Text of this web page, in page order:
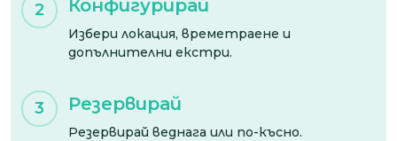
2 Конфигурирай
Избери локация, времетраене и
допълнителни екстри.
3 Резервирай
Резервирай веднага или по-късно.